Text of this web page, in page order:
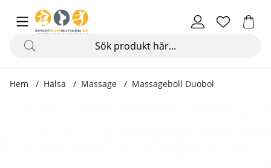
Hem Hälsa Massage Massageboll Duobol